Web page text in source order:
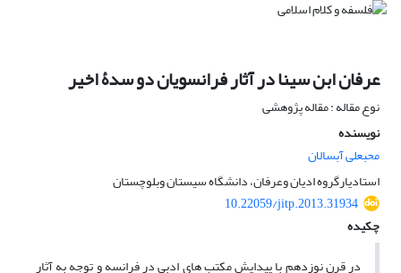
عرفان ابن سینا در آثار فرانسویان دو سدۀ اخیر
نوع مقاله : مقاله پژوهشی
نویسنده
محبعلی آبسالان
استادیارگروه ادیان وعرفان، دانشگاه سیستان وبلوچستان
10.22059/jitp.2013.31934
چکیده
در قرن نوزدهم با پیدایش مکتب های ادبی در فرانسه و توجه به آثار